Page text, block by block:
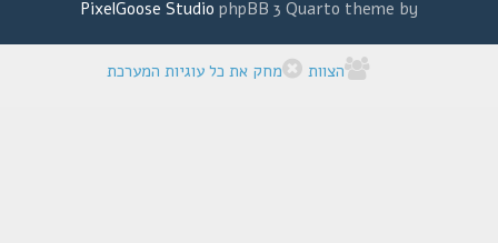
phpBB 3 Quarto theme by
PixelGoose Studio
הצוות מחק את כל עוגיות המערכת